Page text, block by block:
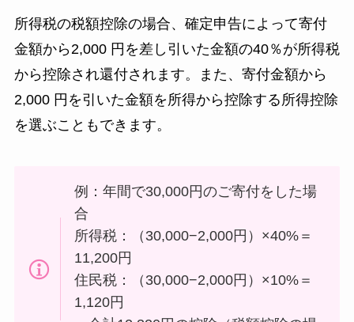
所得税の税額控除の場合、確定申告によって寄付
金額から2,000 円を差し引いた金額の40％が所得税
から控除され還付されます。また、寄付金額から
2,000 円を引いた金額を所得から控除する所得控除
を選ぶこともできます。
例：年間で30,000円のご寄付をした場
合
所得税：（30,000−2,000円）×40%＝
11,200円
住民税：（30,000−2,000円）×10%＝
1,120円